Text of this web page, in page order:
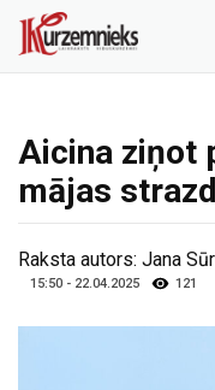
Aicina ziņot
mājas
Raksta autors: Jana
15:50 - 22.04.2025 121